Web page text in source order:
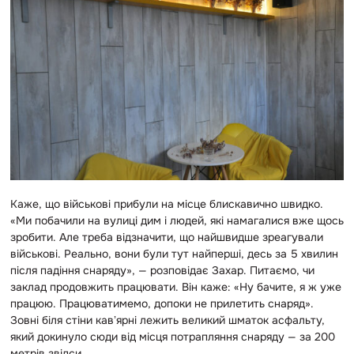
Каже, що військові прибули на місце блискавично швидко.
«Ми побачили на вулиці дим і людей, які намагалися вже щось
зробити. Але треба відзначити, що найшвидше зреагували
військові. Реально, вони були тут найперші, десь за 5 хвилин
після падіння снаряду», — розповідає Захар. Питаємо, чи
заклад продовжить працювати. Він каже: «Ну бачите, я ж уже
працюю. Працюватимемо, допоки не прилетить снаряд».
Зовні біля стіни кавʼярні лежить великий шматок асфальту,
який докинуло сюди від місця потрапляння снаряду — за 200